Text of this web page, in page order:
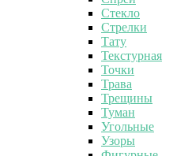
Стекло
Стрелки
Тату
Текстурная
Точки
Трава
Трещины
Туман
Угольные
Узоры